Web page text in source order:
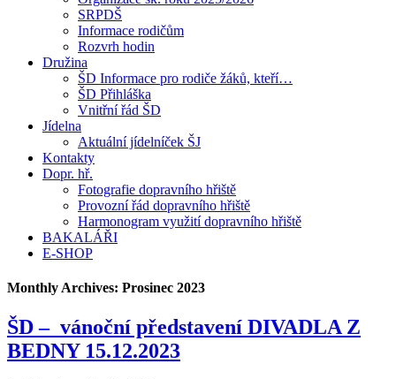
SRPDŠ
Informace rodičům
Rozvrh hodin
Družina
ŠD Informace pro rodiče žáků, kteří…
ŠD Přihláška
Vnitřní řád ŠD
Jídelna
Aktuální jídelníček ŠJ
Kontakty
Dopr. hř.
Fotografie dopravního hřiště
Provozní řád dopravního hřiště
Harmonogram využití dopravního hřiště
BAKALÁŘI
E-SHOP
Monthly Archives: Prosinec 2023
ŠD – vánoční představení DIVADLA Z
BEDNY 15.12.2023